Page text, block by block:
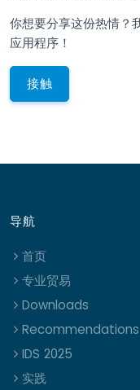
你想要分享这份热情？
应用程序！
接触
导航
首页
专业贸易
Downloads
IDS 2025
实践